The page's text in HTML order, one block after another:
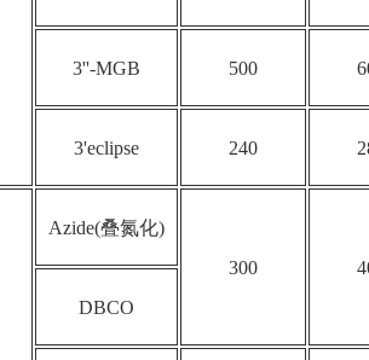
3''-MGB 500
3'eclipse 240
Azide(叠氮化)
300
DBCO